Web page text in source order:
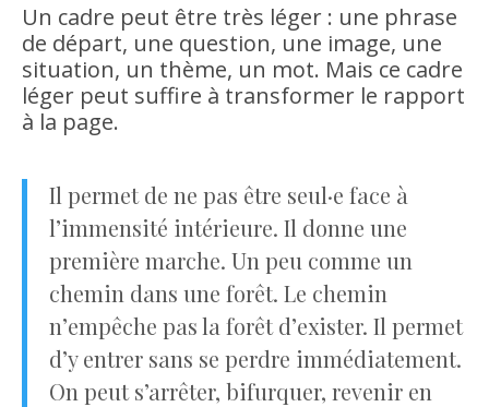
Un cadre peut être très léger : une phrase
de départ, une question, une image, une
situation, un thème, un mot. Mais ce cadre
léger peut suffire à transformer le rapport
à la page.
Il permet de ne pas être seul·e face à
l’immensité intérieure. Il donne une
première marche. Un peu comme un
chemin dans une forêt. Le chemin
n’empêche pas la forêt d’exister. Il permet
d’y entrer sans se perdre immédiatement.
On peut s’arrêter, bifurquer, revenir en